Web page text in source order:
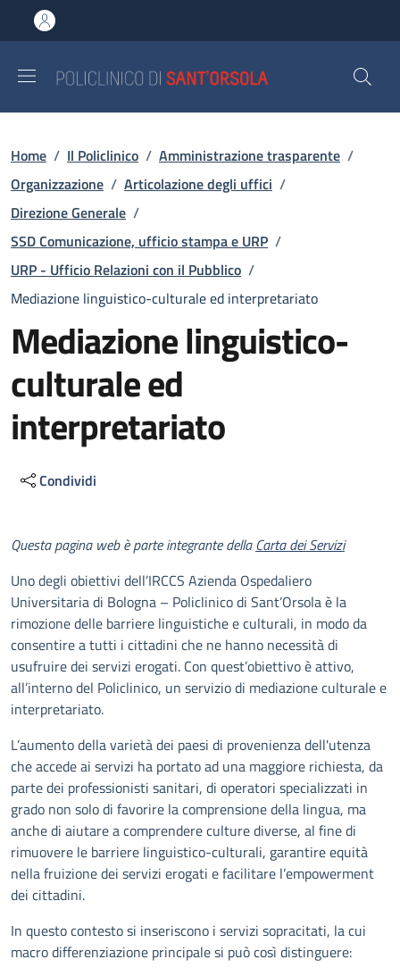
al contenuto principale
to footer content
Briciole di pane
Home / Il Policlinico / Amministrazione trasparente /
Organizzazione / Articolazione degli uffici /
Direzione Generale /
SSD Comunicazione, ufficio stampa e URP /
URP - Ufficio Relazioni con il Pubblico /
Mediazione linguistico-culturale ed interpretariato
Mediazione linguistico-
culturale ed
interpretariato
Condividi
Descrizione
Questa pagina web è parte integrante dellaCarta dei Servizi
Uno degli obiettivi dell’IRCCS Azienda Ospedaliero
Universitaria di Bologna – Policlinico di Sant’Orsola è la
rimozione delle barriere linguistiche e culturali, in modo da
consentire a tutti i cittadini che ne hanno necessità di
usufruire dei servizi erogati. Con quest’obiettivo è attivo,
all’interno del Policlinico, un servizio di mediazione culturale e
interpretariato.
L’aumento della varietà dei paesi di provenienza dell'utenza
che accede ai servizi ha portato ad una maggiore richiesta, da
parte dei professionisti sanitari, di operatori specializzati in
grado non solo di favorire la comprensione della lingua, ma
anche di aiutare a comprendere culture diverse, al fine di
rimuovere le barriere linguistico-culturali, garantire equità
nella fruizione dei servizi erogati e facilitare l’empowerment
dei cittadini.
In questo contesto si inseriscono i servizi sopracitati, la cui
macro differenziazione principale si può così distinguere: